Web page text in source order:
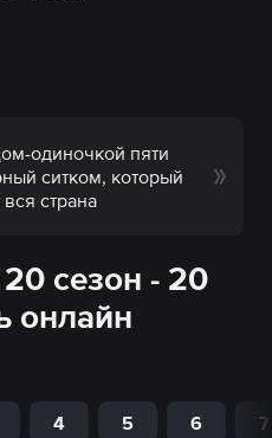
одиночкой пяти
ситком, который
страна
сезон - 20
онлайн
4 5 6 7